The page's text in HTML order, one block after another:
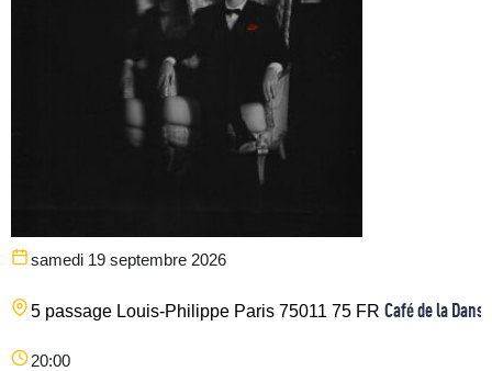
samedi 19 septembre 2026
5 passage Louis-Philippe Paris 75011 75 FR Café de la Danse
20:00